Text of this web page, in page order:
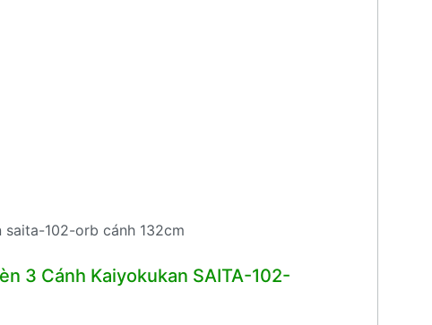
102-orb cánh 132cm
3 Cánh Kaiyokukan SAITA-102-